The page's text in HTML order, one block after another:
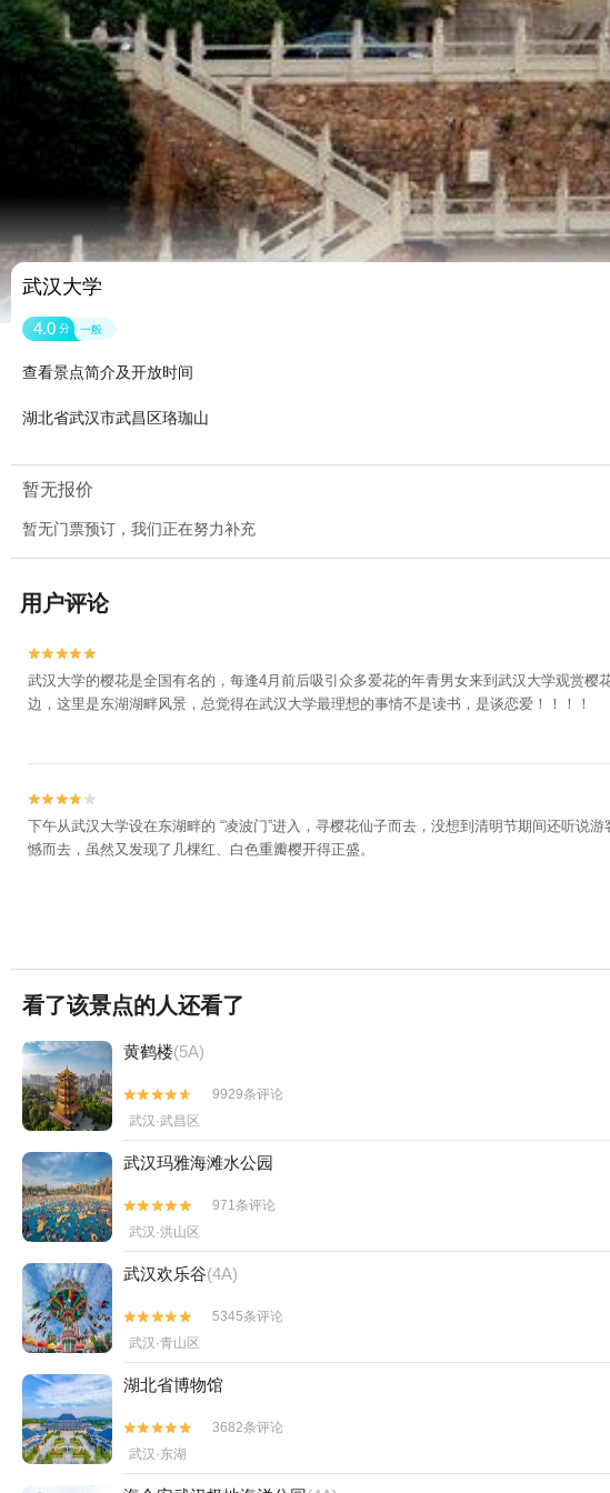
武汉大学
4.0 分 一般
查看景点简介及开放时间
湖北省武汉市武昌区珞珈山
暂无报价
暂无门票预订，我们正在努力补充
用户评论


武汉大学的樱花是全国有名的，每逢4月前后吸引众多爱花的年青男女来到武汉大学观赏
边，这里是东湖湖畔风景，总觉得在武汉大学最理想的事情不是读书，是谈恋爱！！！！


下午从武汉大学设在东湖畔的 “凌波门”进入，寻樱花仙子而去，没想到清明节期间还听
憾而去，虽然又发现了几棵红、白色重瓣樱开得正盛。
看了该景点的人还看了
黄鹤楼(5A)


9929条评论
武汉·武昌区
武汉玛雅海滩水公园


971条评论
武汉·洪山区
武汉欢乐谷(4A)


5345条评论
武汉·青山区
湖北省博物馆


3682条评论
武汉·东湖